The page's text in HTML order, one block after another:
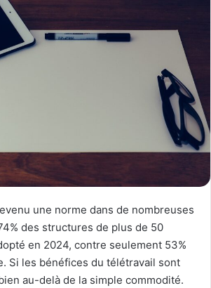
une norme dans de nombreuses
des structures de plus de 50
en 2024, contre seulement 53%
Si les bénéfices du télétravail sont
au-delà de la simple commodité.